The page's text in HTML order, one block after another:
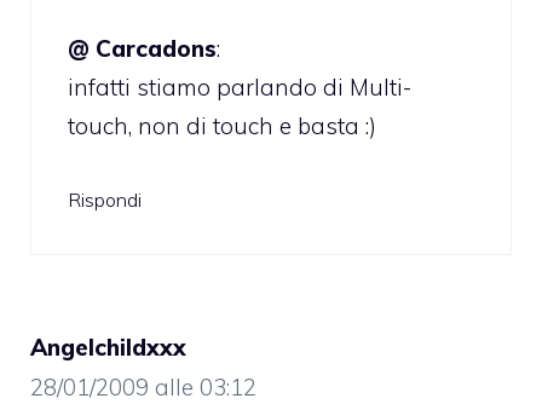
@ Carcadons:
infatti stiamo parlando di Multi-
touch, non di touch e basta :)
Rispondi
Angelchildxxx
28/01/2009 alle 03:12